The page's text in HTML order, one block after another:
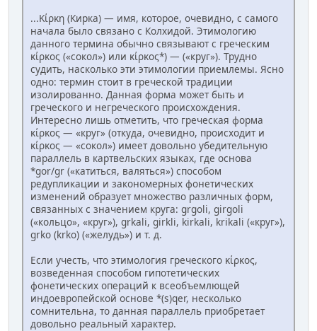
...Κίρκη (Кирка) — имя, которое, очевидно, с самого
начала было связано с Колхидой. Этимологию
данного термина обычно связывают с греческим
κίρκος («сокол») или κίρκος*) — («круг»). Трудно
судить, насколько эти этимологии приемлемы. Ясно
одно: термин стоит в греческой традиции
изолированно. Данная форма может быть и
греческого и негреческого происхождения.
Интересно лишь отметить, что греческая форма
κίρκος — «круг» (откуда, очевидно, происходит и
κίρκος — «сокол») имеет довольно убедительную
параллель в картвельских языках, где основа
*gor/gr («катиться, валяться») способом
редупликации и закономерных фонетических
изменений образует множество различных форм,
связанных с значением круга: grgoli, girgoli
(«кольцо», «круг»), grkali, girkli, kirkali, krikali («круг»),
grko (krko) («желудь») и т. д.
Если учесть, что этимология греческого κίρκος,
возведенная способом гипотетических
фонетических операций к всеобъемлющей
индоевропейской основе *(s)qer, несколько
сомнительна, то данная параллель приобретает
довольно реальный характер.